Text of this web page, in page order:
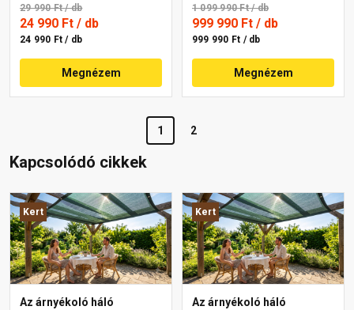
29 990 Ft/ db
24 990 Ft / db
24 990 Ft / db
Megnézem
1 099 990 Ft/ db
999 990 Ft / db
999 990 Ft / db
Megnézem
1 2
Kapcsolódó cikkek
Kert
Az árnyékoló háló
Kert
Az árnyékoló háló